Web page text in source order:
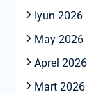
Iyun 2026
May 2026
Aprel 2026
Mart 2026